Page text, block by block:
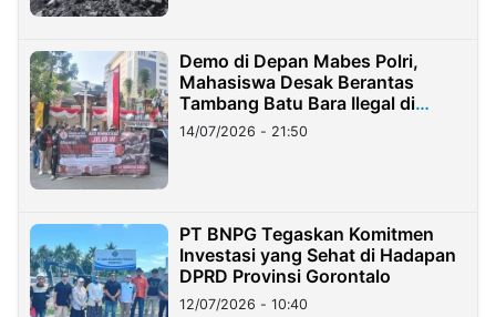
Demo di Depan Mabes Polri,
Mahasiswa Desak Berantas
Tambang Batu Bara Ilegal di
Lampung
14/07/2026 - 21:50
PT BNPG Tegaskan Komitmen
Investasi yang Sehat di Hadapan
DPRD Provinsi Gorontalo
12/07/2026 - 10:40